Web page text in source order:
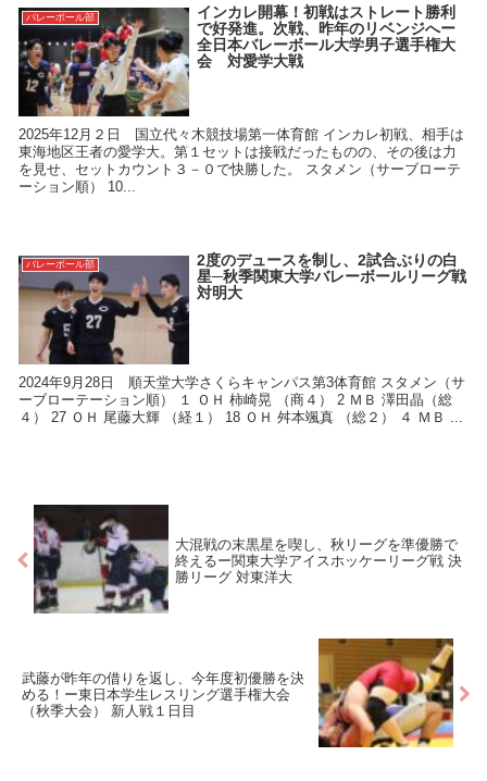
バレーボール部
インカレ開幕！初戦はストレート勝利
で好発進。次戦、昨年のリベンジへー
全日本バレーボール大学男子選手権大
会 対愛学大戦
2025年12月２日 国立代々木競技場第一体育館 インカレ初戦、相手は
東海地区王者の愛学大。第１セットは接戦だったものの、その後は力
を見せ、セットカウント３－０で快勝した。 スタメン（サーブローテ
ーション順） 10...
バレーボール部
2度のデュースを制し、2試合ぶりの白
星─秋季関東大学バレーボールリーグ戦
対明大
2024年9月28日 順天堂大学さくらキャンパス第3体育館 スタメン（サ
ーブローテーション順） １ ＯＨ 柿崎晃 （商４） 2 ＭＢ 澤田晶（総
４） 27 ＯＨ 尾藤大輝 （経１） 18 ＯＨ 舛本颯真 （総２） ４ ＭＢ ...
大混戦の末黒星を喫し、秋リーグを準優勝で
終えるー関東大学アイスホッケーリーグ戦 決
勝リーグ 対東洋大
武藤が昨年の借りを返し、今年度初優勝を決
める！ー東日本学生レスリング選手権大会
（秋季大会） 新人戦１日目